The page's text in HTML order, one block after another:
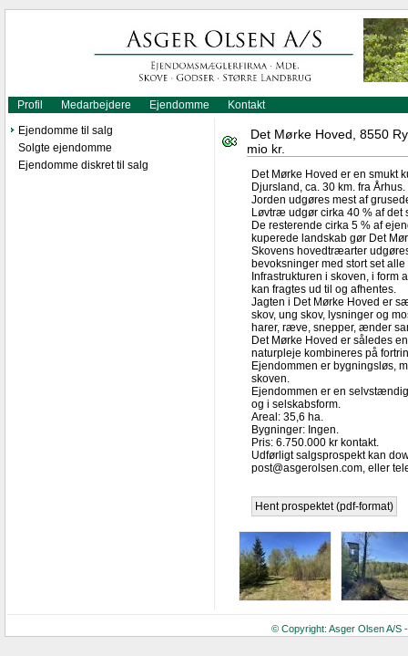
Profil Medarbejdere Ejendomme
Kontakt
Ejendomme til salg
Solgte ejendomme
Ejendomme diskret til salg
Det Mørke Hoved, 8550
mio kr.
Det Mørke Hoved er en smukt
Djursland, ca. 30 km. fra Århus.
Jorden udgøres mest af
Løvtræ udgør cirka 40 % af
De resterende cirka 5 % af
kuperede landskab gør Det
Skovens hovedtræarter
bevoksninger med stort set
Infrastrukturen i skoven, i form
kan fragtes ud til og afhentes.
Jagten i Det Mørke Hoved er
skov, ung skov, lysninger og
harer, ræve, snepper, ænder
Det Mørke Hoved er således
naturpleje kombineres på
Ejendommen er bygningsløs,
skoven.
Ejendommen er en
og i selskabsform.
Areal: 35,6 ha.
Bygninger: Ingen.
Pris: 6.750.000 kr kontakt.
Udførligt salgsprospekt kan
post@asgerolsen.com, eller
Hent prospektet (pdf-format)
© Copyright: Asger Olsen A/S